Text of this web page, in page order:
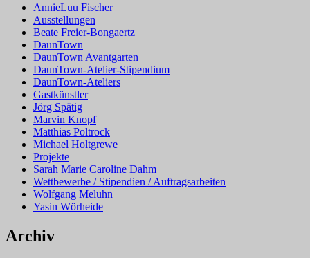
AnnieLuu Fischer
Ausstellungen
Beate Freier-Bongaertz
DaunTown
DaunTown Avantgarten
DaunTown-Atelier-Stipendium
DaunTown-Ateliers
Gastkünstler
Jörg Spätig
Marvin Knopf
Matthias Poltrock
Michael Holtgrewe
Projekte
Sarah Marie Caroline Dahm
Wettbewerbe / Stipendien / Auftragsarbeiten
Wolfgang Meluhn
Yasin Wörheide
Archiv